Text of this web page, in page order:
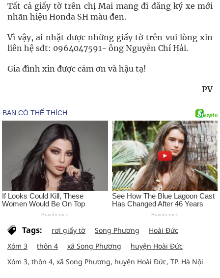
Tất cả giấy tờ trên chị Mai mang đi đăng ký xe mới
nhãn hiệu Honda SH màu đen.
Vì vậy, ai nhặt được những giấy tờ trên vui lòng xin
liên hệ sđt: 0964047591- ông Nguyễn Chí Hải.
Gia đình xin được cảm ơn và hậu tạ!
PV
Tags: rơi giấy tờ Song Phương
Hoài Đức
Xóm 3
thôn 4 xã Song Phương
huyện Hoài Đức
Xóm 3, thôn 4, xã Song Phương, huyện Hoài Đức, TP. Hà Nội